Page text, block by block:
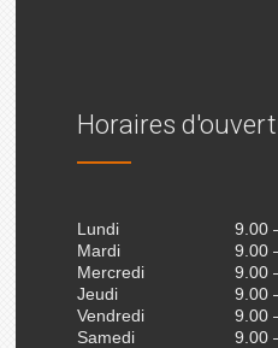
Horaires
Lundi
9.00
Mardi
9.00
Mercredi
9.00
Jeudi
9.00
Vendredi
9.00
Samedi
9.00